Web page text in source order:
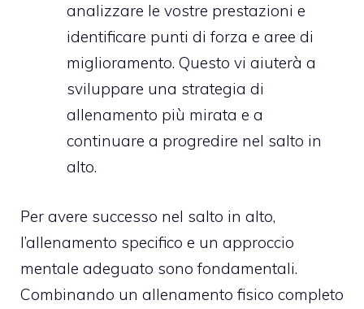
analizzare le vostre prestazioni e
identificare punti di forza e aree di
miglioramento. Questo vi aiuterà a
sviluppare una strategia di
allenamento più mirata e a
continuare a progredire nel salto in
alto.
Per avere successo nel salto in alto,
l’allenamento specifico e un approccio
mentale adeguato sono fondamentali.
Combinando un allenamento fisico completo